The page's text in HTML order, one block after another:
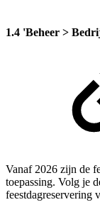
1.4 'Beheer >
Vanaf 2026 zijn de
toepassing. Volg je
feestdagreservering